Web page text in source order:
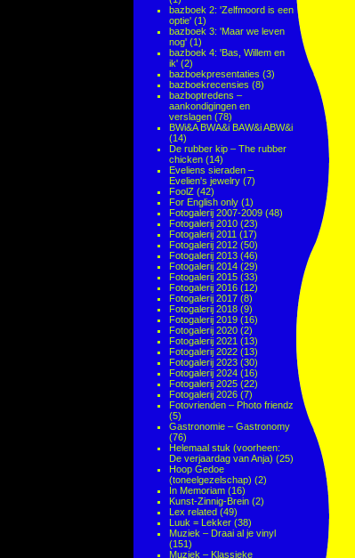
bazboek 2: 'Zelfmoord is een
optie' (1)
bazboek 3: 'Maar we leven
nog' (1)
bazboek 4: 'Bas, Willem en
ik' (2)
bazboekpresentaties (3)
bazboekrecensies (8)
bazboptredens –
aankondigingen en
verslagen (78)
BWi&A BWA&i BAW&i ABW&i
(14)
De rubber kip – The rubber
chicken (14)
Eveliens sieraden –
Evelien's jewelry (7)
FoolZ (42)
For English only (1)
Fotogalerij 2007-2009 (48)
Fotogalerij 2010 (23)
Fotogalerij 2011 (17)
Fotogalerij 2012 (50)
Fotogalerij 2013 (46)
Fotogalerij 2014 (29)
Fotogalerij 2015 (33)
Fotogalerij 2016 (12)
Fotogalerij 2017 (8)
Fotogalerij 2018 (9)
Fotogalerij 2019 (16)
Fotogalerij 2020 (2)
Fotogalerij 2021 (13)
Fotogalerij 2022 (13)
Fotogalerij 2023 (30)
Fotogalerij 2024 (16)
Fotogalerij 2025 (22)
Fotogalerij 2026 (7)
Fotovrienden – Photo friendz
(5)
Gastronomie – Gastronomy
(76)
Helemaal stuk (voorheen:
De verjaardag van Anja) (25)
Hoop Gedoe
(toneelgezelschap) (2)
In Memoriam (16)
Kunst-Zinnig-Brein (2)
Lex related (49)
Luuk = Lekker (38)
Muziek – Draai al je vinyl
(151)
Muziek – Klassieke